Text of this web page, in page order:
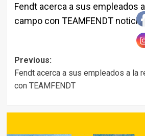
Fendt acerca a sus empleados
campo con TEAMFENDT
Post
navigation
Previous:
Fendt acerca a sus empleados a la
con TEAMFENDT